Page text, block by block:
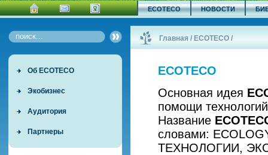
ECOTECO НОВОСТИ
Об ECOTECO
Экобизнес
Аудитория
Партнеры
Главная / ECOTECO /
ECOTECO
Основная идея
помощи
Название
словами:
ТЕХНОЛОГИИ,